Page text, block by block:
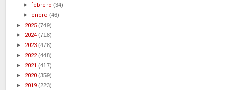
►febrero(34)
► enero(46)
► 2025 (749)
► 2024 (718)
► 2023 (478)
► 2022(448)
► 2021 (417)
► 2020 (359)
► 2019 (223)